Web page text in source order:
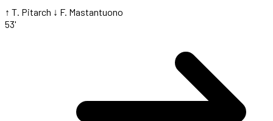
↑ T. Pitarch ↓ F. Mastantuono
53'